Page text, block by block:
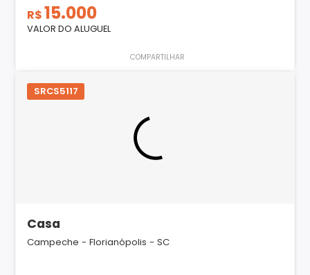
R$15.000
VALOR DO ALUGUEL
COMPARTILHAR
SRCS5117
Casa
Campeche - Florianópolis - SC